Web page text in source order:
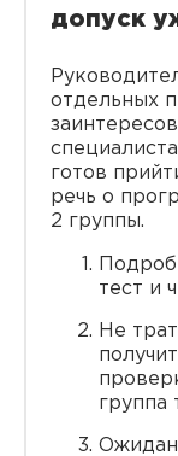
допуск
отдельных
готов
речь о
2 группы.
тест и
Не
группа